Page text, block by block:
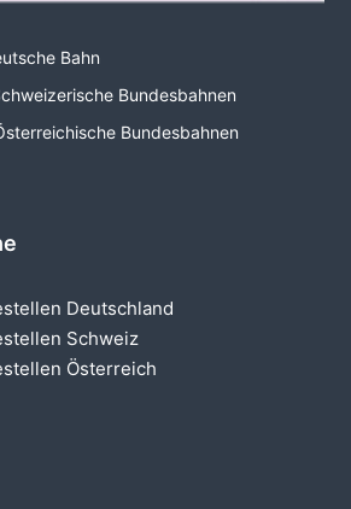
Bahn
Bundesbahnen
Bundesbahnen
Deutschland
Schweiz
Österreich